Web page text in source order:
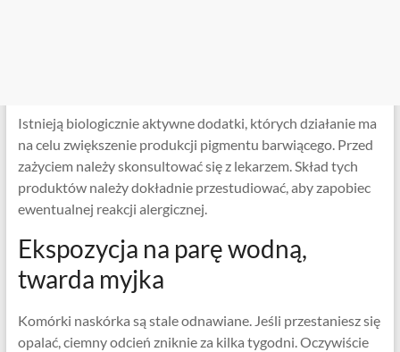
Istnieją biologicznie aktywne dodatki, których działanie ma
na celu zwiększenie produkcji pigmentu barwiącego. Przed
zażyciem należy skonsultować się z lekarzem. Skład tych
produktów należy dokładnie przestudiować, aby zapobiec
ewentualnej reakcji alergicznej.
Ekspozycja na parę wodną, ​​
twarda myjka
Komórki naskórka są stale odnawiane. Jeśli przestaniesz się
opalać, ciemny odcień zniknie za kilka tygodni. Oczywiście